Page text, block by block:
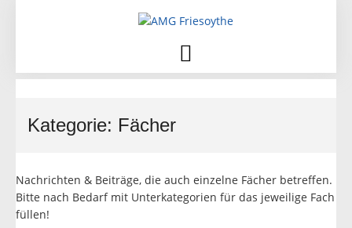
Kategorie: Fächer
Nachrichten & Beiträge, die auch einzelne Fächer betreffen.
Bitte nach Bedarf mit Unterkategorien für das jeweilige Fach
füllen!